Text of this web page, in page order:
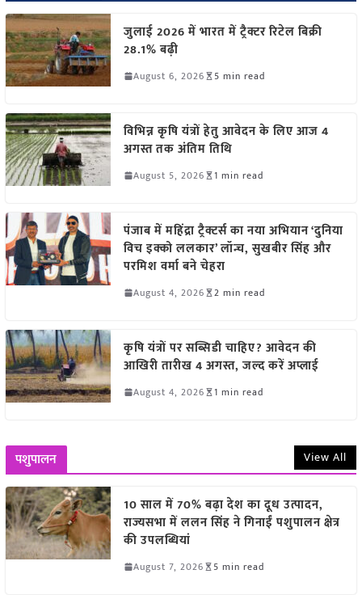
जुलाई 2026 में भारत में ट्रैक्टर रिटेल बिक्री
28.1% बढ़ी
August 6, 2026 5 min read
विभिन्न कृषि यंत्रों हेतु आवेदन के लिए आज 4
अगस्त तक अंतिम तिथि
August 5, 2026 1 min read
पंजाब में महिंद्रा ट्रैक्टर्स का नया अभियान ‘दुनिया
विच इक्को ललकार’ लॉन्च, सुखबीर सिंह और
परमिश वर्मा बने चेहरा
August 4, 2026 2 min read
कृषि यंत्रों पर सब्सिडी चाहिए? आवेदन की
आखिरी तारीख 4 अगस्त, जल्द करें अप्लाई
August 4, 2026 1 min read
पशुपालन View All
10 साल में 70% बढ़ा देश का दूध उत्पादन,
राज्यसभा में ललन सिंह ने गिनाईं पशुपालन क्षेत्र
की उपलब्धियां
August 7, 2026 5 min read